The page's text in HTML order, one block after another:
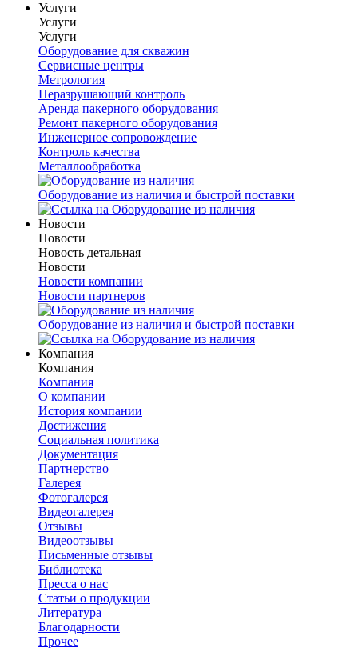
Услуги
Услуги
Услуги
Оборудование для скважин
Сервисные центры
Метрология
Неразрушающий контроль
Аренда пакерного оборудования
Ремонт пакерного оборудования
Инженерное сопровождение
Контроль качества
Металлообработка
Оборудование из наличия и быстрой поставки
Новости
Новости
Новость детальная
Новости
Новости компании
Новости партнеров
Оборудование из наличия и быстрой поставки
Компания
Компания
Компания
О компании
История компании
Достижения
Социальная политика
Документация
Партнерство
Галерея
Фотогалерея
Видеогалерея
Отзывы
Видеоотзывы
Письменные отзывы
Библиотека
Пресса о нас
Статьи о продукции
Литература
Благодарности
Прочее